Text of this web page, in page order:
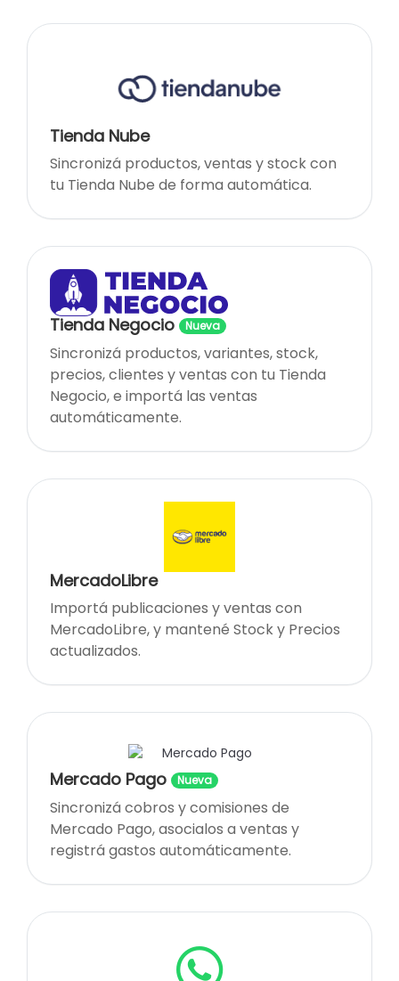
Tienda Nube
Sincronizá productos, ventas y stock con
tu Tienda Nube de forma automática.
Tienda Negocio Nueva
Sincronizá productos, variantes, stock,
precios, clientes y ventas con tu Tienda
Negocio, e importá las ventas
automáticamente.
MercadoLibre
Importá publicaciones y ventas con
MercadoLibre, y mantené Stock y Precios
actualizados.
Mercado Pago Nueva
Sincronizá cobros y comisiones de
Mercado Pago, asocialos a ventas y
registrá gastos automáticamente.